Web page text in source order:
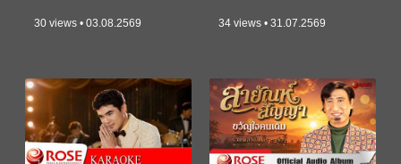
30 views • 03.08.2569 34 views • 31.07.2569